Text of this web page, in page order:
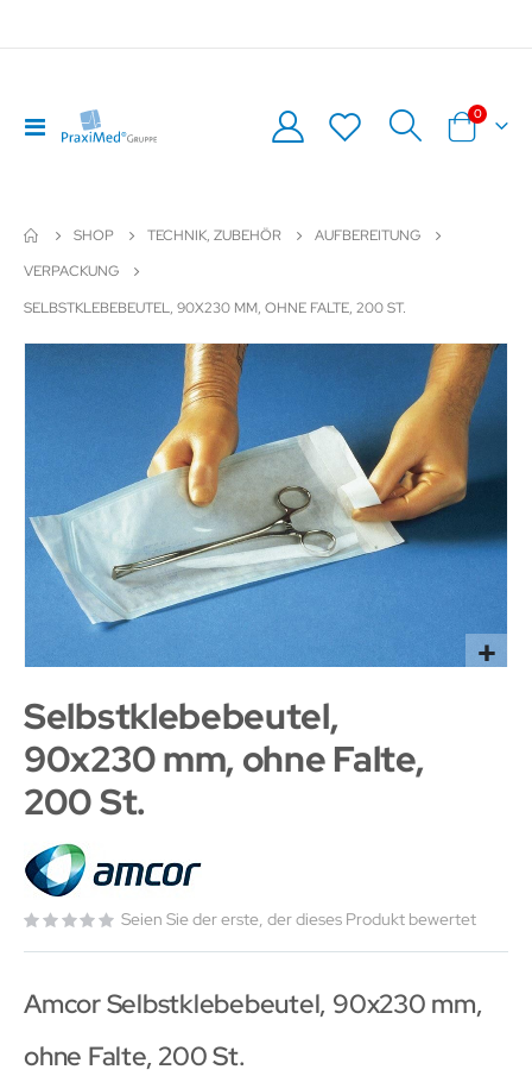
Navigation
umschalten
Warenkorb
0Artikel
SHOP TECHNIK, ZUBEHÖR
AUFBEREITUNG
VERPACKUNG
SELBSTKLEBEBEUTEL, 90X230 MM, OHNE FALTE, 200 ST.
Zum
Selbstklebebeutel,
90x230 mm, ohne Falte,
200 St.
Seien Sie der erste, der dieses Produkt bewertet
Amcor Selbstklebebeutel, 90x230 mm,
ohne Falte, 200 St.